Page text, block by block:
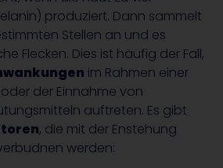
produziert. Dann sammelt
Stellen an und es
Flecken. Dies ist häufig der Fall,
im Rahmen einer
der Einnahme von
auftreten. Es gibt
, die mit der Enstehung
werden: